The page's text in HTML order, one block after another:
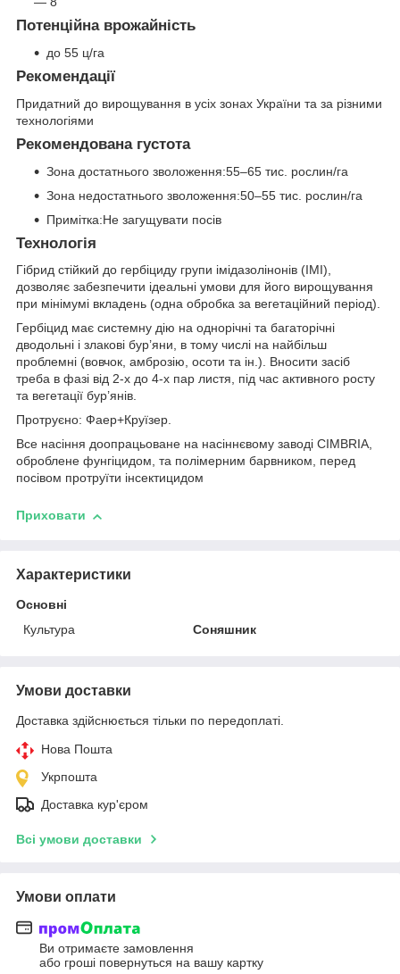
Потенційна врожайність
до 55 ц/га
Рекомендації
Придатний до вирощування в усіх зонах України та за різними
технологіями
Рекомендована густота
Зона достатнього зволоження:55–65 тис. рослин/га
Зона недостатнього зволоження:50–55 тис. рослин/га
Примітка:Не загущувати посів
Технологія
Гібрид стійкий до гербіциду групи імідазолінонів (IMI),
дозволяє забезпечити ідеальні умови для його вирощування
при мінімумі вкладень (одна обробка за вегетаційний період).
Гербіцид має системну дію на однорічні та багаторічні
дводольні і злакові бур’яни, в тому числі на найбільш
проблемні (вовчок, амброзію, осоти та ін.). Вносити засіб
треба в фазі від 2-х до 4-х пар листя, під час активного росту
та вегетації бур’янів.
Протруєно: Фаер+Круїзер.
Все насіння доопрацьоване на насіннєвому заводі CIMBRIA,
оброблене фунгіцидом, та полімерним барвником, перед
посівом протруїти інсектицидом
Приховати
Характеристики
Основні
Культура
Соняшник
Умови доставки
Доставка здійснюється тільки по передоплаті.
Нова Пошта
Укрпошта
Доставка кур'єром
Всі умови доставки
Умови оплати
Ви отримаєте замовлення
або гроші повернуться на вашу картку